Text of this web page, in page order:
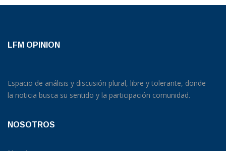
LFM OPINION
Espacio de análisis y discusión plural, libre y tolerante, donde
la noticia busca su sentido y la participación comunidad.
NOSOTROS